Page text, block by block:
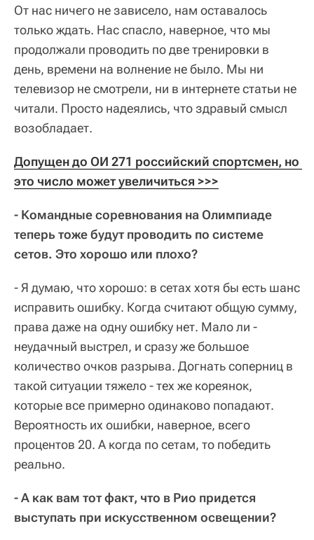
От нас ничего не зависело, нам оставалось
только ждать. Нас спасло, наверное, что мы
продолжали проводить по две тренировки в
день, времени на волнение не было. Мы ни
телевизор не смотрели, ни в интернете статьи не
читали. Просто надеялись, что здравый смысл
возобладает.
Допущен до ОИ 271 российский спортсмен, но
это число может увеличиться >>>
- Командные соревнования на Олимпиаде
теперь тоже будут проводить по системе
сетов. Это хорошо или плохо?
- Я думаю, что хорошо: в сетах хотя бы есть шанс
исправить ошибку. Когда считают общую сумму,
права даже на одну ошибку нет. Мало ли -
неудачный выстрел, и сразу же большое
количество очков разрыва. Догнать соперниц в
такой ситуации тяжело - тех же кореянок,
которые все примерно одинаково попадают.
Вероятность их ошибки, наверное, всего
процентов 20. А когда по сетам, то победить
реально.
- А как вам тот факт, что в Рио придется
выступать при искусственном освещении?